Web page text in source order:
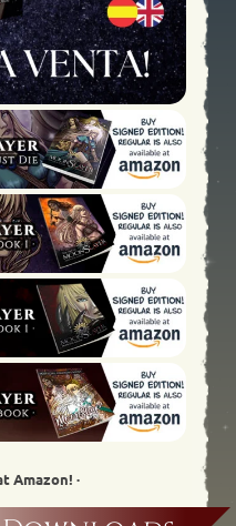
Amazon! ·